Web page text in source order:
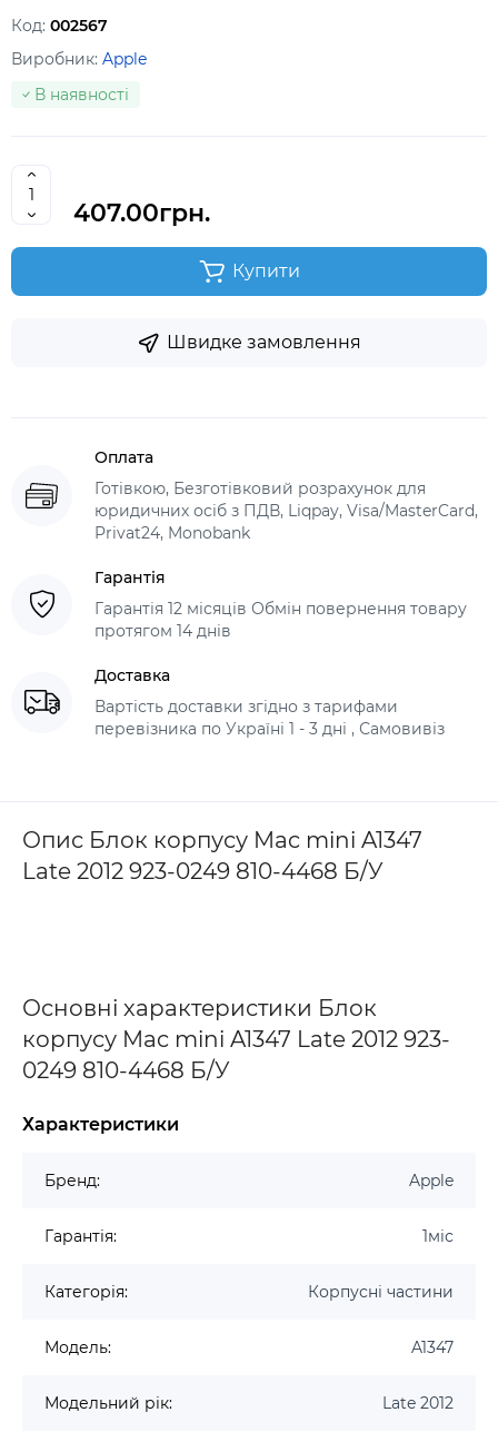
Код: 002567
Виробник: Apple
В наявності
407.00грн.
Купити
Швидке замовлення
Оплата
Готівкою, Безготівковий розрахунок для
юридичних осіб з ПДВ, Liqpay, Visa/MasterCard,
Privat24, Monobank
Гарантія
Гарантія 12 місяців Обмін повернення товару
протягом 14 днів
Доставка
Вартість доставки згідно з тарифами
перевізника по Україні 1 - 3 дні , Самовивіз
Опис Блок корпусу Mac mini A1347
Late 2012 923-0249 810-4468 Б/У
Основні характеристики Блок
корпусу Mac mini A1347 Late 2012 923-
0249 810-4468 Б/У
Характеристики
Бренд: Apple
Гарантія: 1міс
Категорія: Корпусні частини
Модель: A1347
Модельний рік: Late 2012